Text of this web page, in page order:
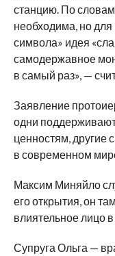
станцию. По
необходима, но для
символа» идея «
самодержавное
в самый раз», —
Заявление
одни
ценностям, другие
в современном
Максим Миняйло
его открытия, он
влиятельное лицо в
Супруга Ольга —